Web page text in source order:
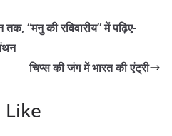
“मनु की रविवारीय” में पढ़िए-
चिप्स की जंग में भारत की एंट्री
Like